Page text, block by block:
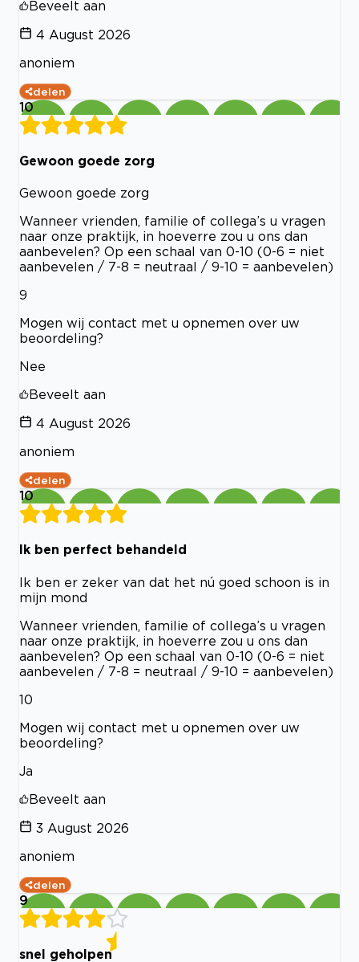
Beveelt aan
4 August 2026
anoniem
delen
10
Gewoon goede zorg
Gewoon goede zorg
Wanneer vrienden, familie of collega’s u vragen
naar onze praktijk, in hoeverre zou u ons dan
aanbevelen? Op een schaal van 0-10 (0-6 = niet
aanbevelen / 7-8 = neutraal / 9-10 = aanbevelen)
9
Mogen wij contact met u opnemen over uw
beoordeling?
Nee
Beveelt aan
4 August 2026
anoniem
delen
10
Ik ben perfect behandeld
Ik ben er zeker van dat het nú goed schoon is in
mijn mond
Wanneer vrienden, familie of collega’s u vragen
naar onze praktijk, in hoeverre zou u ons dan
aanbevelen? Op een schaal van 0-10 (0-6 = niet
aanbevelen / 7-8 = neutraal / 9-10 = aanbevelen)
10
Mogen wij contact met u opnemen over uw
beoordeling?
Ja
Beveelt aan
3 August 2026
anoniem
delen
9
snel geholpen